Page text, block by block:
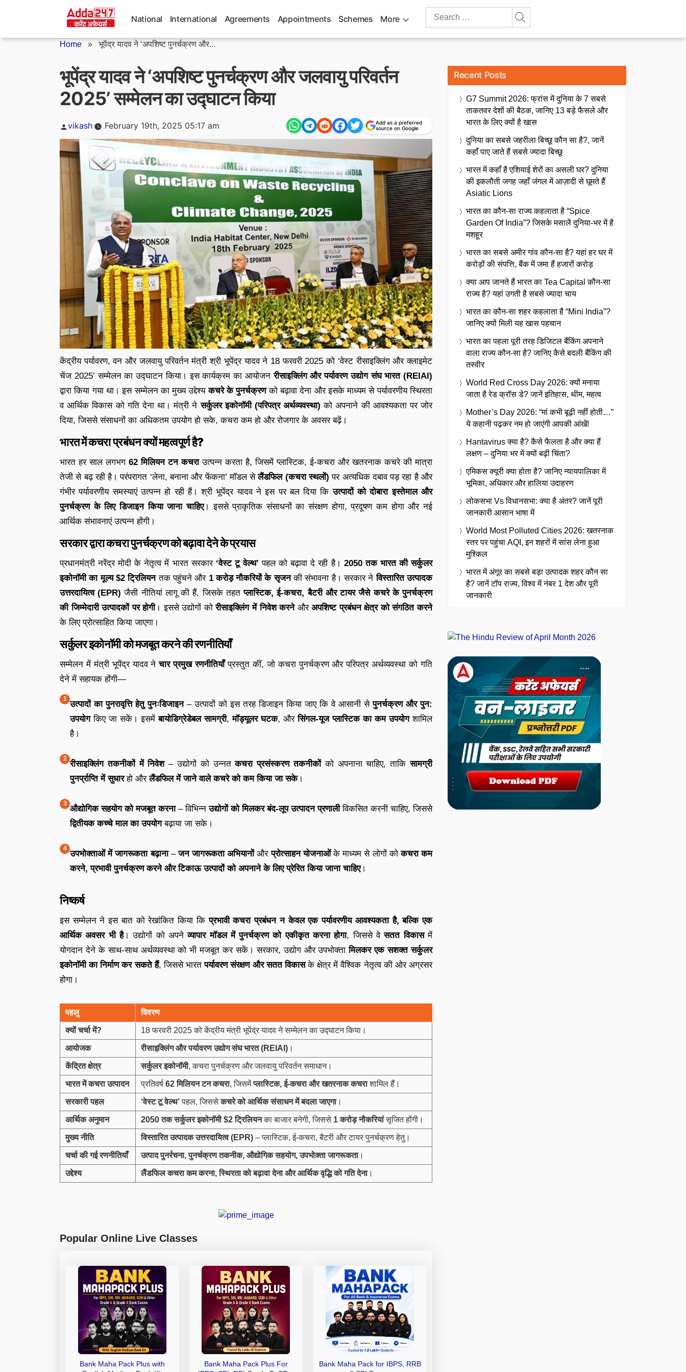
National International Agreements Appointments Schemes More
Search
Home » भूपेंद्र यादव ने ‘अपशिष्ट पुनर्चक्रण और...
भूपेंद्र यादव ने ‘अपशिष्ट पुनर्चक्रण और जलवायु परिवर्तन
2025’ सम्मेलन का उद्घाटन किया
Posted
vikash February 19th, 2025 05:17 am
Add as a preferred
source on Google
केंद्रीय पर्यावरण, वन और जलवायु परिवर्तन मंत्री श्री भूपेंद्र यादव ने 18 फरवरी 2025 को ‘वेस्ट रीसाइक्लिंग और क्लाइमेट
चेंज 2025’ सम्मेलन का उद्घाटन किया। इस कार्यक्रम का आयोजनरीसाइक्लिंग और पर्यावरण उद्योग संघ भारत (REIAI)
द्वारा किया गया था। इस सम्मेलन का मुख्य उद्देश्यकचरे के पुनर्चक्रणको बढ़ावा देना और इसके माध्यम से पर्यावरणीय स्थिरता
व आर्थिक विकास को गति देना था। मंत्री नेसर्कुलर इकोनॉमी (परिपत्र अर्थव्यवस्था) को अपनाने की आवश्यकता पर जोर
दिया, जिससे संसाधनों का अधिकतम उपयोग हो सके, कचरा कम हो और रोजगार के अवसर बढ़ें।
भारत में कचरा प्रबंधन क्यों महत्वपूर्ण है?
भारत हर साल लगभग 62 मिलियन टन कचराउत्पन्न करता है, जिसमें प्लास्टिक, ई-कचरा और खतरनाक कचरे की मात्रा
तेजी से बढ़ रही है। परंपरागत ‘लेना, बनाना और फेंकना’ मॉडल सेलैंडफिल (कचरा स्थलों) पर अत्यधिक दबाव पड़ रहा है और
गंभीर पर्यावरणीय समस्याएं उत्पन्न हो रही हैं। श्री भूपेंद्र यादव ने इस पर बल दिया किउत्पादों को दोबारा इस्तेमाल और
पुनर्चक्रण के लिए डिजाइन किया जाना चाहिए। इससे प्राकृतिक संसाधनों का संरक्षण होगा, प्रदूषण कम होगा और नई
आर्थिक संभावनाएं उत्पन्न होंगी।
सरकार द्वारा कचरा पुनर्चक्रण को बढ़ावा देने के प्रयास
प्रधानमंत्री नरेंद्र मोदी के नेतृत्व में भारत सरकार ‘वेस्ट टू वेल्थ’ पहल को बढ़ावा दे रही है। 2050 तक भारत की सर्कुलर
इकोनॉमी का मूल्य $2 ट्रिलियनतक पहुंचने और 1 करोड़ नौकरियों के सृजनकी संभावना है। सरकार नेविस्तारित उत्पादक
उत्तरदायित्व (EPR) जैसी नीतियां लागू की हैं, जिसके तहतप्लास्टिक, ई-कचरा, बैटरी और टायर जैसे कचरे के पुनर्चक्रण
की जिम्मेदारी उत्पादकों पर होगी। इससे उद्योगों कोरीसाइक्लिंग में निवेश करनेऔरअपशिष्ट प्रबंधन क्षेत्र को संगठित करने
के लिए प्रोत्साहित किया जाएगा।
सर्कुलर इकोनॉमी को मजबूत करने की रणनीतियाँ
सम्मेलन में मंत्री भूपेंद्र यादव नेचार प्रमुख रणनीतियाँप्रस्तुत कीं, जो कचरा पुनर्चक्रण और परिपत्र अर्थव्यवस्था को गति
देने में सहायक होंगी—
उत्पादों का पुनरावृत्ति हेतु पुनःडिजाइन– उत्पादों को इस तरह डिजाइन किया जाए कि वे आसानी सेपुनर्चक्रण और पुन:
उपयोगकिए जा सकें। इसमेंबायोडिग्रेडेबल सामग्री,मॉड्यूलर घटक, औरसिंगल-यूज प्लास्टिक का कम उपयोगशामिल
है।
रीसाइक्लिंग तकनीकों में निवेश– उद्योगों को उन्नतकचरा प्रसंस्करण तकनीकोंको अपनाना चाहिए, ताकिसामग्री
पुनर्प्राप्ति में सुधारहो औरलैंडफिल में जाने वाले कचरे को कम किया जा सके।
औद्योगिक सहयोग को मजबूत करना– विभिन्नउद्योगों को मिलकर बंद-लूप उत्पादन प्रणालीविकसित करनी चाहिए, जिससे
द्वितीयक कच्चे माल का उपयोगबढ़ाया जा सके।
उपभोक्ताओं में जागरूकता बढ़ाना–जन जागरूकता अभियानोंऔरप्रोत्साहन योजनाओंके माध्यम से लोगों कोकचरा कम
करने, प्रभावी पुनर्चक्रण करने और टिकाऊ उत्पादों को अपनाने के लिए प्रेरित किया जाना चाहिए।
निष्कर्ष
इस सम्मेलन ने इस बात को रेखांकित किया किप्रभावी कचरा प्रबंधन न केवल एक पर्यावरणीय आवश्यकता है, बल्कि एक
आर्थिक अवसर भी है। उद्योगों को अपनेव्यापार मॉडल में पुनर्चक्रण को एकीकृत करना होगा, जिससे वेसतत विकासमें
योगदान देने के साथ-साथ अर्थव्यवस्था को भी मजबूत कर सकें। सरकार, उद्योग और उपभोक्तामिलकर एक सशक्त सर्कुलर
इकोनॉमी का निर्माण कर सकते हैं, जिससे भारतपर्यावरण संरक्षण और सतत विकासके क्षेत्र में वैश्विक नेतृत्व की ओर अग्रसर
होगा।
पहलु विवरण
क्यों चर्चा में? 18 फरवरी 2025 को केंद्रीय मंत्री भूपेंद्र यादव ने सम्मेलन का उद्घाटन किया।
आयोजक रीसाइक्लिंग और पर्यावरण उद्योग संघ भारत (REIAI) ।
केंद्रित क्षेत्र सर्कुलर इकोनॉमी, कचरा पुनर्चक्रण और जलवायु परिवर्तन समाधान।
भारत में कचरा उत्पादन प्रतिवर्ष 62मिलियन टन कचरा, जिसमेंप्लास्टिक,ई-कचरा और खतरनाक कचराशामिल हैं।
सरकारी पहल ‘वेस्ट टू वेल्थ’पहल, जिससेकचरे को आर्थिक संसाधन में बदला जाएगा।
आर्थिक अनुमान 2050तक सर्कुलर इकोनॉमी$2ट्रिलियनका बाजार बनेगी, जिससे 1करोड़ नौकरियांसृजित होंगी।
मुख्य नीति विस्तारित उत्पादक उत्तरदायित्व (EPR) – प्लास्टिक, ई-कचरा, बैटरी और टायर पुनर्चक्रण हेतु।
चर्चा की गई रणनीतियाँ उत्पाद पुनर्रचना,पुनर्चक्रण तकनीक, औद्योगिक सहयोग,उपभोक्ता जागरूकता।
उद्देश्य लैंडफिल कचरा कम करना,स्थिरता को बढ़ावा देना और आर्थिक वृद्धि को गति देना।
Popular Online Live Classes
Bank Maha Pack Plus with
Bank Maha Pack Plus For
Bank Maha Pack for IBPS, RRB
Recent Posts
G7 Summit 2026: फ्रांस में दुनिया के 7 सबसे
ताकतवर देशों की बैठक, जानिए 13 बड़े फैसले और
भारत के लिए क्यों है खास
दुनिया का सबसे जहरीला बिच्छू कौन सा है?, जानें
कहाँ पाए जाते हैं सबसे ज्यादा बिच्छू
भारत में कहाँ है एशियाई शेरों का असली घर? दुनिया
की इकलौती जगह जहाँ जंगल में आज़ादी से घूमते हैं
Asiatic Lions
भारत का कौन-सा राज्य कहलाता है “Spice
Garden Of India”? जिसके मसालें दुनिया-भर में है
मशहूर
भारत का सबसे अमीर गांव कौन-सा है? यहां हर घर में
करोड़ों की संपत्ति, बैंक में जमा हैं हजारों करोड़
क्या आप जानते हैं भारत का Tea Capital कौन-सा
राज्य है? यहां उगती है सबसे ज्यादा चाय
भारत का कौन-सा शहर कहलाता है “Mini India”?
जानिए क्यों मिली यह खास पहचान
भारत का पहला पूरी तरह डिजिटल बैंकिंग अपनाने
वाला राज्य कौन-सा है? जानिए कैसे बदली बैंकिंग की
तस्वीर
World Red Cross Day 2026: क्यों मनाया
जाता है रेड क्रॉस डे? जानें इतिहास, थीम, महत्व
Mother’s Day 2026: “मां कभी बूढ़ी नहीं होती…”
ये कहानी पढ़कर नम हो जाएंगी आपकी आंखें!
Hantavirus क्या है? कैसे फैलता है और क्या हैं
लक्षण – दुनिया भर में क्यों बढ़ी चिंता?
एमिकस क्यूरी क्या होता है? जानिए न्यायपालिका में
भूमिका, अधिकार और हालिया उदाहरण
लोकसभा Vs विधानसभा: क्या है अंतर? जानें पूरी
जानकारी आसान भाषा में
World Most Polluted Cities 2026: खतरनाक
स्तर पर पहुंचा AQI, इन शहरों में सांस लेना हुआ
मुश्किल
भारत में अंगूर का सबसे बड़ा उत्पादक शहर कौन सा
है? जानें टॉप राज्य, विश्व में नंबर 1 देश और पूरी
जानकारी